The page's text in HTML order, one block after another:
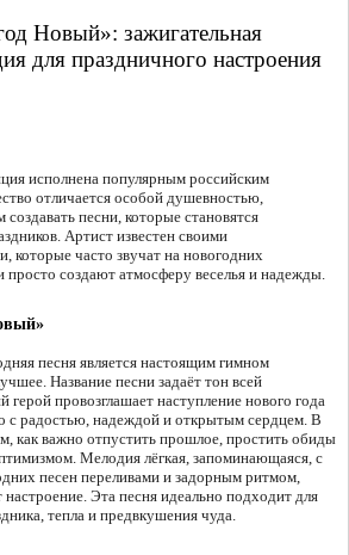
Новый»: зажигательная
для праздничного настроения
исполнена популярным российским
отличается особой душевностью,
песни, которые становятся
Артист известен своими
которые часто звучат на новогодних
просто создают атмосферу веселья и надежды.
песня является настоящим гимном
Название песни задаёт тон всей
провозглашает наступление нового года
с радостью, надеждой и открытым сердцем. В
как важно отпустить прошлое, простить обиды
Мелодия лёгкая, запоминающаяся, с
песен переливами и задорным ритмом,
Эта песня идеально подходит для
тепла и предвкушения чуда.